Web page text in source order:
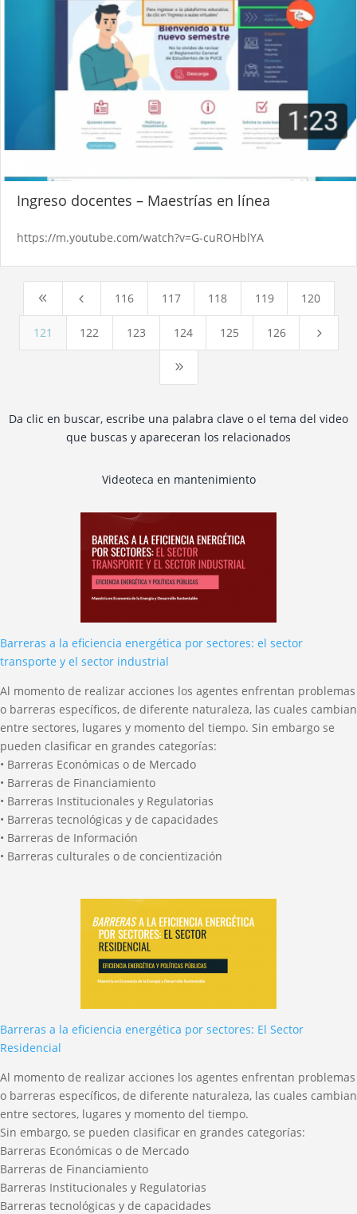
Ingreso docentes – Maestrías en línea
https://m.youtube.com/watch?v=G-cuROHblYA
8 4 116 117 118 119 120
121 122 123 124 125 126 5
9
Da clic en buscar, escribe una palabra clave o el tema del video
que buscas y apareceran los relacionados
Videoteca en mantenimiento
Barreras a la eficiencia energética por sectores: el sector
transporte y el sector industrial
Al momento de realizar acciones los agentes enfrentan problemas
o barreras específicos, de diferente naturaleza, las cuales cambian
entre sectores, lugares y momento del tiempo. Sin embargo se
pueden clasificar en grandes categorías:
• Barreras Económicas o de Mercado
• Barreras de Financiamiento
• Barreras Institucionales y Regulatorias
• Barreras tecnológicas y de capacidades
• Barreras de Información
• Barreras culturales o de concientización
Barreras a la eficiencia energética por sectores: El Sector
Residencial
Al momento de realizar acciones los agentes enfrentan problemas
o barreras específicos, de diferente naturaleza, las cuales cambian
entre sectores, lugares y momento del tiempo.
Sin embargo, se pueden clasificar en grandes categorías:
Barreras Económicas o de Mercado
Barreras de Financiamiento
Barreras Institucionales y Regulatorias
Barreras tecnológicas y de capacidades